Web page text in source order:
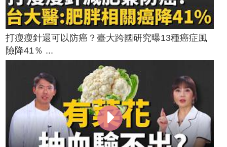
打瘦瘦針還可以防癌？臺大跨國研究曝13種癌症風
險降41％ ...